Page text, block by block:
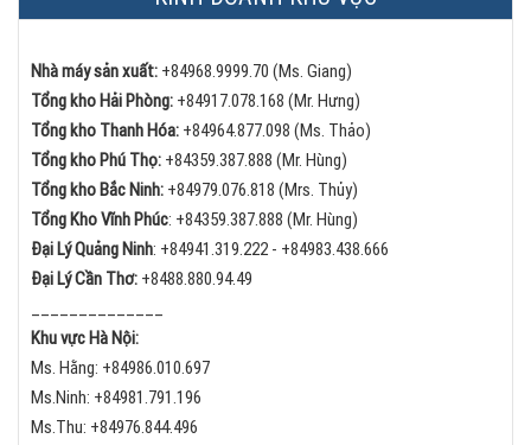
Nhà máy sản xuất: +84968.9999.70 (Ms. Giang)
Tổng kho Hải Phòng: +84917.078.168 (Mr. Hưng)
Tổng kho Thanh Hóa: +84964.877.098 (Ms. Thảo)
Tổng kho Phú Thọ: +84359.387.888 (Mr. Hùng)
Tổng kho Bắc Ninh: +84979.076.818 (Mrs. Thủy)
Tổng Kho Vĩnh Phúc: +84359.387.888 (Mr. Hùng)
Đại Lý Quảng Ninh: +84941.319.222 - +84983.438.666
Đại Lý Cần Thơ: +8488.880.94.49
Khu vực Hà Nội:
Ms. Hằng: +84986.010.697
Ms.Ninh: +84981.791.196
Ms.Thu: +84976.844.496